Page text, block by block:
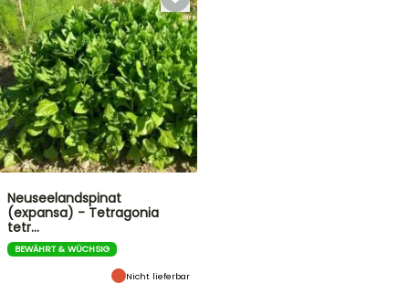
Neuseelandspinat
(expansa) - Tetragonia
tetr…
BEWÄHRT & WÜCHSIG
Nicht lieferbar